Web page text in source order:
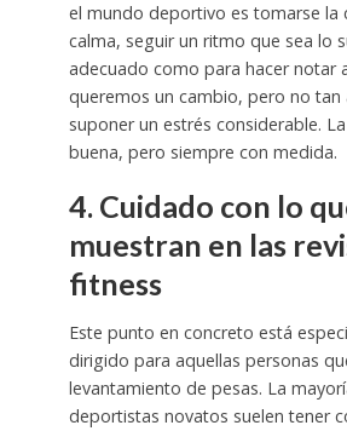
el mundo deportivo es tomarse la
calma, seguir un ritmo que sea lo
adecuado como para hacer notar
queremos un cambio, pero no
suponer un estrés considerable.
buena, pero siempre con medida.
4. Cuidado con lo
muestran en las
fitness
Este punto en concreto está
dirigido para aquellas personas
levantamiento de pesas. La
deportistas novatos suelen tener